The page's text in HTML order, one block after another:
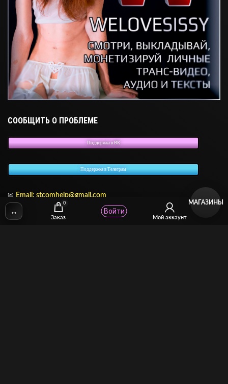
СООБЩИТЬ О ПРОБЛЕМЕ
Поддержка в ВК
Поддержка в Телеграм
✉ Email: stcomhelp@gmail.com
↔
0
Заказ Мой аккаунт
Войти
МАГАЗИНЫ